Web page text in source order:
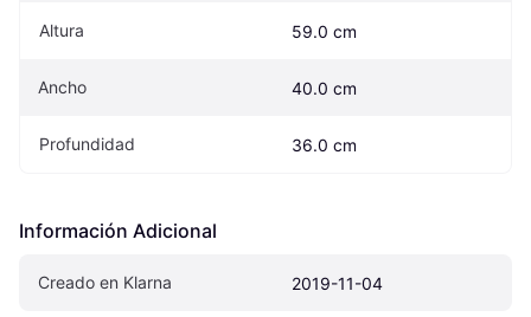
Altura 59.0 cm
Ancho 40.0 cm
Profundidad 36.0 cm
Información Adicional
Creado en Klarna 2019-11-04